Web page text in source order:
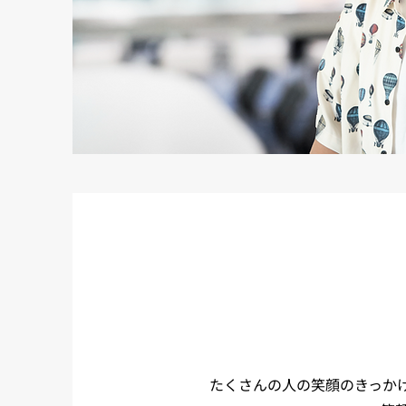
たくさんの人の笑顔のきっか